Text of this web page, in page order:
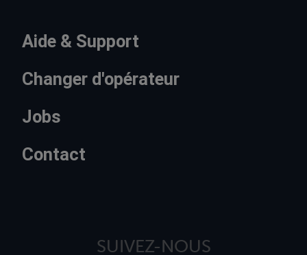
Aide & Support
Changer d'opérateur
Jobs
Contact
SUIVEZ-NOUS